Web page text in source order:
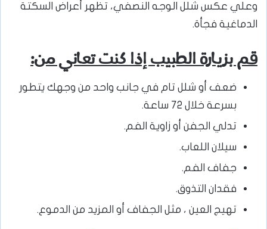
وعلي عكس شلل الوجه النصفي، تظهر أعراض السكتة
الدماغية فجأة.
قم بزيارة الطبيب إذا كنت تعاني من:
ضعف أو شلل تام في جانب واحد من وجهك يتطور
بسرعة خلال 72 ساعة.
تدلي الجفن أو زاوية الفم.
سيلان اللعاب.
جفاف الفم.
فقدان التذوق.
تهيج العين ، مثل الجفاف أو المزيد من الدموع.